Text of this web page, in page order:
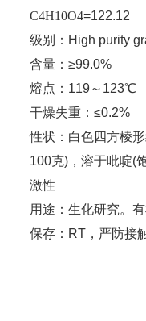
C4H10O4=122.12
级别：High purity
含量：≥99.0%
熔点：119～123℃
干燥失重：≤0.2%
性状：白色四方棱
100克)，溶于吡啶(
激性
用途：生化研究。
保存：RT，严防接